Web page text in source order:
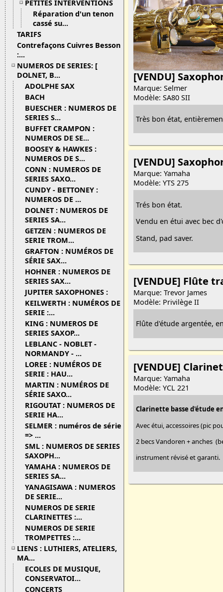
PETITES INTERVENTIONS
Réparation d'un tenon
cassé su...
TARIFS
Contrefaçons Cuivres Besson
:...
NUMEROS DE SERIES: [
DOLNET, B...
ADOLPHE SAX
BACH
BUESCHER : NUMEROS DE
SERIES S...
BUFFET CRAMPON :
NUMEROS DE SE...
BOOSEY & HAWKES :
NUMEROS DE S...
CONN : NUMEROS DE
SERIES SAXO...
CUNDY - BETTONEY :
NUMEROS DE ...
DOLNET : NUMEROS DE
SERIES SA...
GETZEN : NUMEROS DE
SERIE TROM...
GRAFTON : NUMÉROS DE
SÉRIE SAX...
HOHNER : NUMEROS DE
SERIES SAX...
JUPITER SAXOPHONES :
KEILWERTH : NUMÉROS DE
SERIE :...
KING : NUMEROS DE
SERIES SAXOP...
LEBLANC - NOBLET -
NORMANDY - ...
LOREE : NUMÉROS DE
SERIE : HAU...
MARTIN : NUMÉROS DE
SÉRIE SAXO...
RIGOUTAT : NUMEROS DE
SERIE HA...
SELMER : numéros de série
=> ...
SML : NUMEROS DE SERIES
SAXOPH...
YAMAHA : NUMEROS DE
SERIES SA...
YANAGISAWA : NUMEROS
DE SERIE...
NUMEROS DE SERIE
CLARINETTES :...
NUMEROS DE SERIE
TROMPETTES :...
LIENS : LUTHIERS, ATELIERS,
MA...
ECOLES DE MUSIQUE,
CONSERVATOI...
CONCERTS
[VENDU]
Marque: Selmer
Modèle: SA80 SII
Très bon état,
[VENDU]
Marque: Yamaha
Modèle: YTS 275
Trés bon état.
Vendu en étui avec bec
Stand, pad saver.
[VENDUE] Flûte
Marque: Trevor James
Modèle: Privilège II
Flûte d'étude argentée,
[VENDUE]
Marque: Yamaha
Modèle: YCL 221
Clarinette basse d'étude
Avec étui, accessoires (pic
2 becs Vandoren + anches
instrument révisé et garanti.